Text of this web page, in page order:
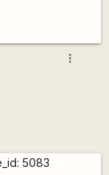
more_vert